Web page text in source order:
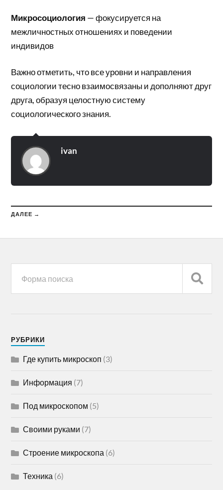
Микросоциология — фокусируется на
межличностных отношениях и поведении
индивидов
Важно отметить, что все уровни и направления
социологии тесно взаимосвязаны и дополняют друг
друга, образуя целостную систему
социологического знания.
ivan
ДАЛЕЕ →
РУБРИКИ
Где купить микроскоп (3)
Информация (7)
Под микроскопом (5)
Своими руками (7)
Строение микроскопа (6)
Техника (6)